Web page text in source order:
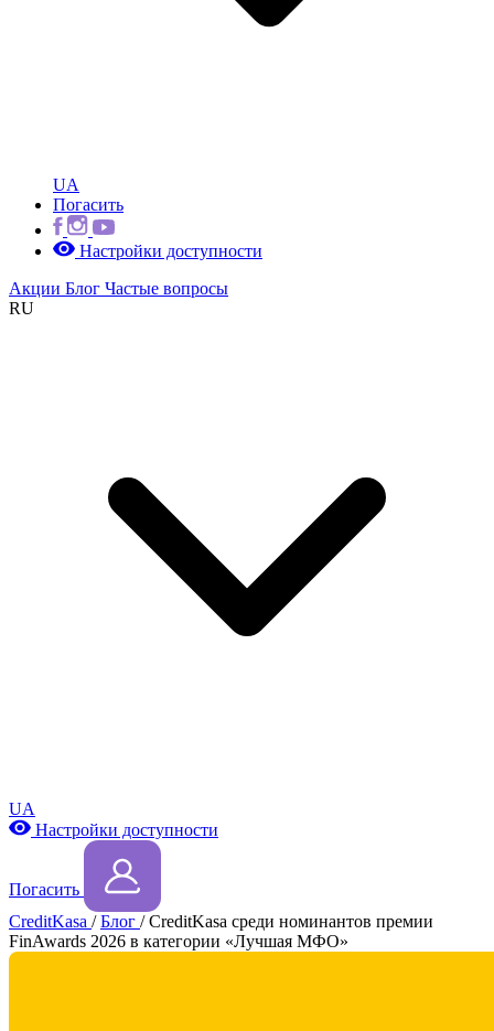
UA
Погасить
Настройки доступности
Акции Блог Частые вопросы
RU
UA
Настройки доступности
Погасить
CreditKasa / Блог / CreditKasa среди номинантов премии
FinAwards 2026 в категории «Лучшая МФО»